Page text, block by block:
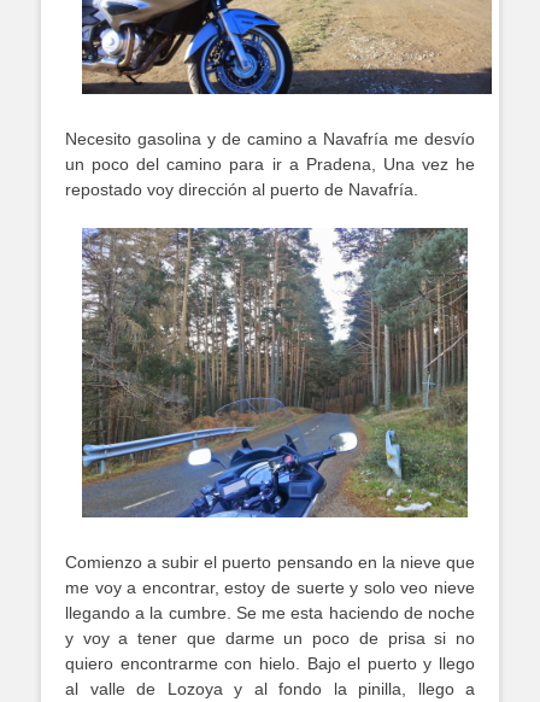
Necesito gasolina y de camino a Navafría me desvío
un poco del camino para ir a Pradena, Una vez he
repostado voy dirección al puerto de Navafría.
Comienzo a subir el puerto pensando en la nieve que
me voy a encontrar, estoy de suerte y solo veo nieve
llegando a la cumbre. Se me esta haciendo de noche
y voy a tener que darme un poco de prisa si no
quiero encontrarme con hielo. Bajo el puerto y llego
al valle de Lozoya y al fondo la pinilla, llego a